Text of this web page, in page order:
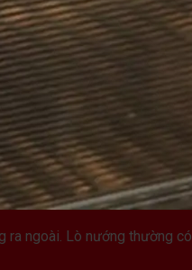
ra ngoài. Lò nướng thường có